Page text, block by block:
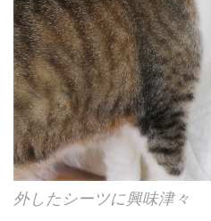
外したシーツに興味津々